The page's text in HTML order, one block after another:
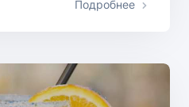
Подробнее